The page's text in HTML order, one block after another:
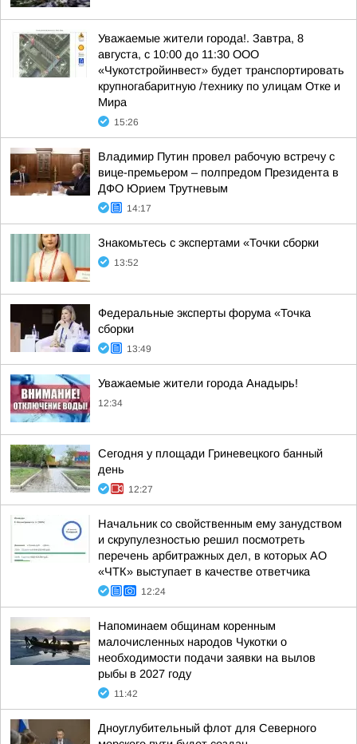
Уважаемые жители города!. Завтра, 8
августа, с 10:00 до 11:30 ООО
«Чукотстройинвест» будет транспортировать
крупногабаритную /технику по улицам Отке и
Мира
15:26
Владимир Путин провел рабочую встречу с
вице-премьером – полпредом Президента в
ДФО Юрием Трутневым
14:17
Знакомьтесь с экспертами «Точки сборки
13:52
Федеральные эксперты форума «Точка
сборки
13:49
Уважаемые жители города Анадырь!
12:34
Сегодня у площади Гриневецкого банный
день
12:27
Начальник со свойственным ему занудством
и скрупулезностью решил посмотреть
перечень арбитражных дел, в которых АО
«ЧТК» выступает в качестве ответчика
12:24
Напоминаем общинам коренным
малочисленных народов Чукотки о
необходимости подачи заявки на вылов
рыбы в 2027 году
11:42
Дноуглубительный флот для Северного